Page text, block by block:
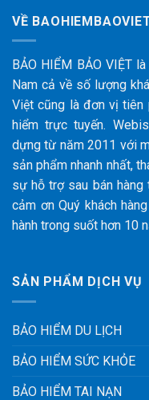
VỀ
BẢO HIỂM BẢO VIỆT
Nam cả về số lượng
Việt cũng là đơn vị tiên
hiểm trực tuyến.
dựng từ năm 2011 với
sản phẩm nhanh nhất,
sự hỗ trợ sau bán hàng
cảm ơn Quý khách
hành trong suốt hơn 10
SẢN PHẨM DỊCH VỤ
BẢO HIỂM DU LỊCH
BẢO HIỂM SỨC KHỎE
BẢO HIỂM TAI NẠN